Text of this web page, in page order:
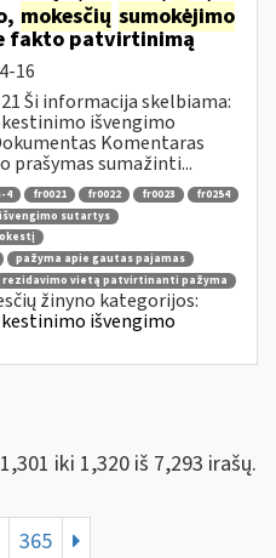
mokesčių sumokėjimo
fakto patvirtinimą
16
Ši informacija skelbiama:
išvengimo
Komentaras
prašymas sumažinti...
4 fr0021 fr0022 fr0023
fr0254
sutartys
pažyma apie gautas pajamas
rezidavimo vietą patvirtinanti pažyma
žinyno kategorijos:
išvengimo
iki 1,320 iš 7,293 irašų.
365